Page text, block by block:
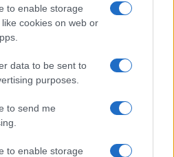
to enable storage
cookies on web or
data to be sent to
purposes.
to send me
to enable storage
e infanzia: prevenire
calore